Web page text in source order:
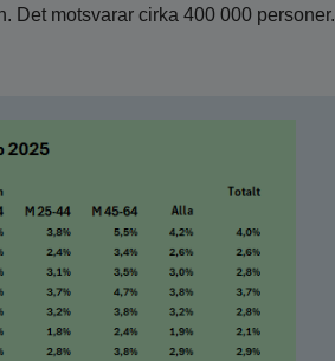
Det motsvarar cirka 400 000 personer.